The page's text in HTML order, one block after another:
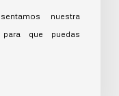
nuestra
que puedas